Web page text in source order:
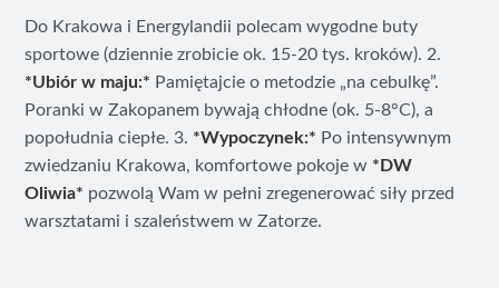
Do Krakowa i Energylandii polecam wygodne buty
sportowe (dziennie zrobicie ok. 15-20 tys. kroków). 2.
*Ubiór w maju:* Pamiętajcie o metodzie „na cebulkę”.
Poranki w Zakopanem bywają chłodne (ok. 5-8°C), a
popołudnia ciepłe. 3. *Wypoczynek:* Po intensywnym
zwiedzaniu Krakowa, komfortowe pokoje w *DW
Oliwia* pozwolą Wam w pełni zregenerować siły przed
warsztatami i szaleństwem w Zatorze.